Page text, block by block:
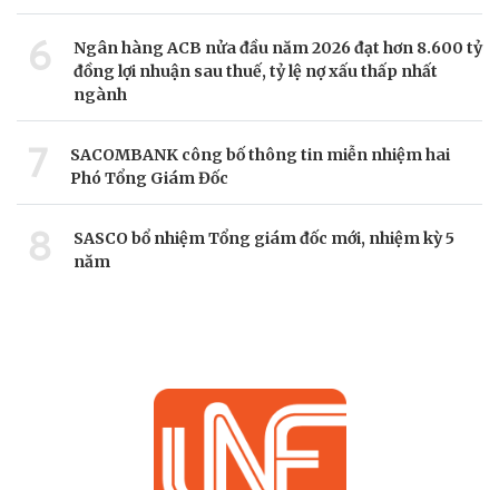
6
Ngân hàng ACB nửa đầu năm 2026 đạt hơn 8.600 tỷ
đồng lợi nhuận sau thuế, tỷ lệ nợ xấu thấp nhất
ngành
7
SACOMBANK công bố thông tin miễn nhiệm hai
Phó Tổng Giám Đốc
8
SASCO bổ nhiệm Tổng giám đốc mới, nhiệm kỳ 5
năm